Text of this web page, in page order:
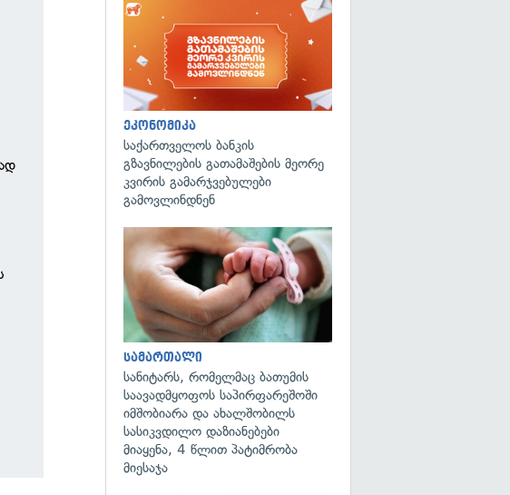
ეკონომიკა
საქართველოს ბანკის
გზავნილების გათამაშების მეორე
კვირის გამარჯვებულები
გამოვლინდნენ
სამართალი
სანიტარს, რომელმაც ბათუმის
საავადმყოფოს საპირფარეშოში
იმშობიარა და ახალშობილს
სასიკვდილო დაზიანებები
მიაყენა, 4 წლით პატიმრობა
მიესაჯა